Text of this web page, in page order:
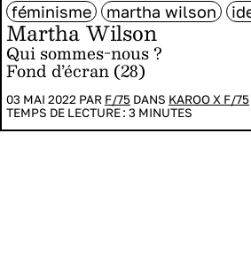
Martha Wilson
Qui sommes-nous ?
Fond d’écran (28)
03 MAI 2022 PAR F/75 DANS KAROO X F/75
TEMPS DE LECTURE : 3 MINUTES
féminisme
martha wilson